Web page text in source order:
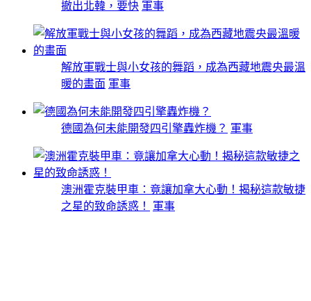
撤出北韓，要快 軍事
解放軍戰士與小女孩的舞蹈，成為西藏地震央最溫
暖的畫面 軍事
德國為何未能開發四引擎轟炸機？ 軍事
澳洲霍克裝甲車：竟讓加拿大心動！揭秘這款敏捷
之星的致命誘惑！
軍事